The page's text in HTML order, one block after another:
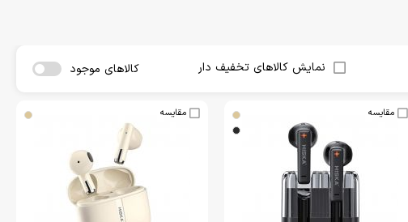
نمایش کالاهای تخفیف دار کالاهای موجود
مقایسه مقایسه